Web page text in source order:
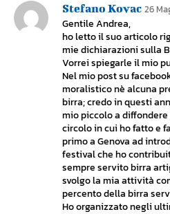
Stefano Kovac 26
Gentile Andrea,
ho letto il suo articolo
mie dichiarazioni sulla
Vorrei spiegarle il mio
Nel mio post su
moralistico nè alcuna
birra; credo in questi
mio piccolo a
circolo in cui ho fatto e
primo a Genova ad
festival che ho
sempre servito birra
svolgo la mia attività
percento della birra
Ho organizzato negli